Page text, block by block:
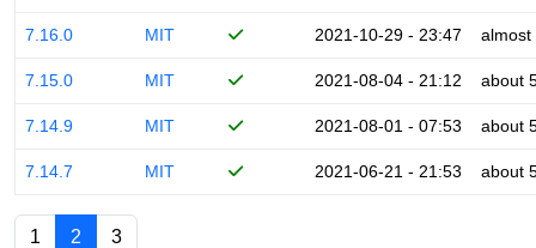
7.16.0 MIT 2021-10-29 - 23:47 almost
7.15.0 MIT 2021-08-04 - 21:12 about
7.14.9 MIT 2021-08-01 - 07:53 about
7.14.7 MIT 2021-06-21 - 21:53 about
1 2 3